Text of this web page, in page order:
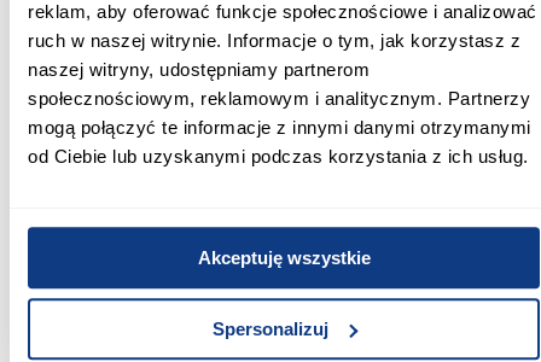
reklam, aby oferować funkcje społecznościowe i analizować
ruch w naszej witrynie. Informacje o tym, jak korzystasz z
naszej witryny, udostępniamy partnerom
społecznościowym, reklamowym i analitycznym. Partnerzy
mogą połączyć te informacje z innymi danymi otrzymanymi
od Ciebie lub uzyskanymi podczas korzystania z ich usług.
Akceptuję wszystkie
Spersonalizuj
Dlaczego warto wybrać zlew Peter 111 Steingran
trwałość, funkcjonalność i elegancki design
Granitowa konstrukcja, praktyczny ociekacz i syfon w zestawie
zapewniają wygodę codziennego użytkowania, a nowoczesny
czarny kolor wprowadza do kuchni stylowy i ponadczasowy
wygląd. Idealny wybór dla osób szukających solidnego i